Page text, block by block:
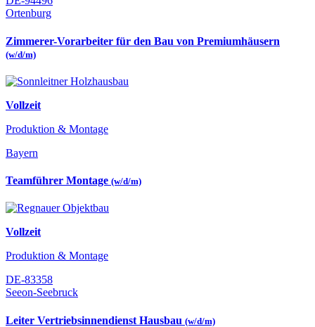
Ortenburg
Zimmerer-Vorarbeiter für den Bau von Premiumhäusern
(w/d/m)
Vollzeit
Produktion & Montage
Bayern
Teamführer Montage (w/d/m)
Vollzeit
Produktion & Montage
DE-83358
Seeon-Seebruck
Leiter Vertriebsinnendienst Hausbau (w/d/m)